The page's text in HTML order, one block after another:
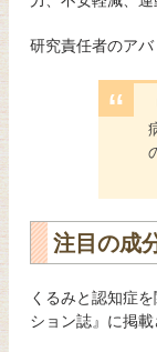
研究責任者のアバ
注目の成
くるみと認知症
ション誌』に掲